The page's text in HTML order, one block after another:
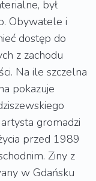
był
Obywatele i
dostęp do
z zachodu
Na ile szczelna
pokazuje
gromadzi
przed 1989
Ziny z
w Gdańsku